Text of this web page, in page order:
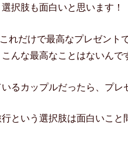
択肢も面白いと思います！
れだけで最高なプレゼン
んな最高なことはないんで
るカップルだったら、プレ
という選択肢は面白いこと